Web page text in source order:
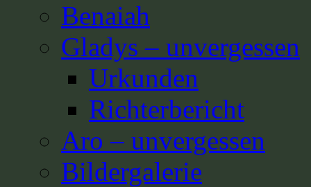
Benaiah
Gladys – unvergessen
Urkunden
Richterbericht
Aro – unvergessen
Bildergalerie